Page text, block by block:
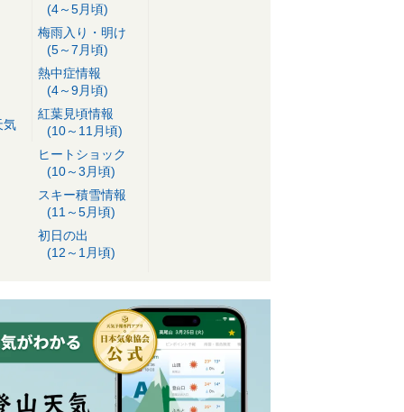
気
(4～5月頃)
梅雨入り・明け
(5～7月頃)
熱中症情報
(4～9月頃)
紅葉見頃情報
(10～11月頃)
ヒートショック
(10～3月頃)
スキー積雪情報
(11～5月頃)
初日の出
(12～1月頃)